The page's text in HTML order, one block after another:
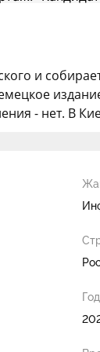
и
- нет. В